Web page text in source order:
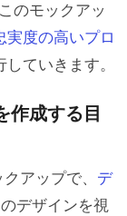
プ 作成
レームか
との整合
のモックアッ
実度の高いプロ
していきます。
作成する目
クアップで、 デ
デザインを視